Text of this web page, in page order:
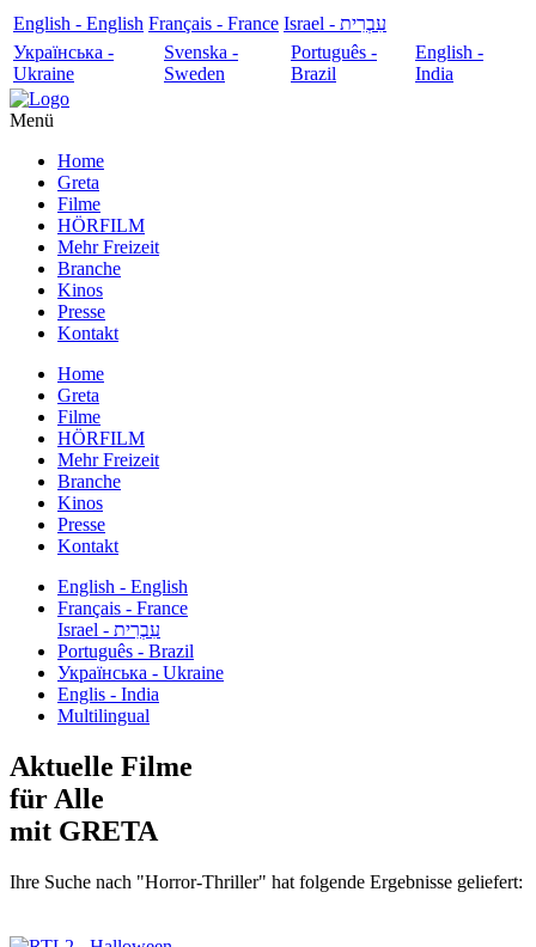
English - English Français - France
עִבְרִית - Israel
Українська -
Ukraine
Svenska -
Sweden
Português -
Brazil
English -
India
Menü
Home
Greta
Filme
HÖRFILM
Mehr Freizeit
Branche
Kinos
Presse
Kontakt
Home
Greta
Filme
HÖRFILM
Mehr Freizeit
Branche
Kinos
Presse
Kontakt
English - English
Français - France
עִבְרִית - Israel
Português - Brazil
Українська - Ukraine
Englis - India
Multilingual
Aktuelle Filme
für Alle
mit GRETA
Ihre Suche nach "Horror-Thriller" hat folgende Ergebnisse geliefert: